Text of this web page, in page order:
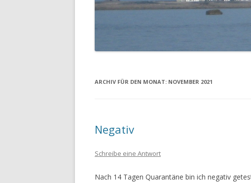
ARCHIV FÜR DEN MONAT: NOVEMBER 2021
Negativ
Schreibe eine Antwort
Nach 14 Tagen Quarantäne bin ich negativ